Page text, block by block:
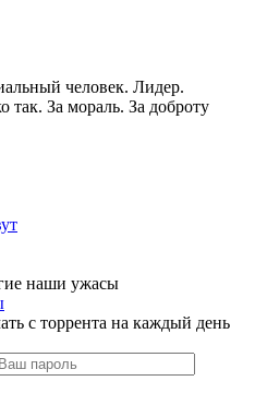
человек. Лидер.
За мораль. За доброту
наши ужасы
с торрента на каждый день